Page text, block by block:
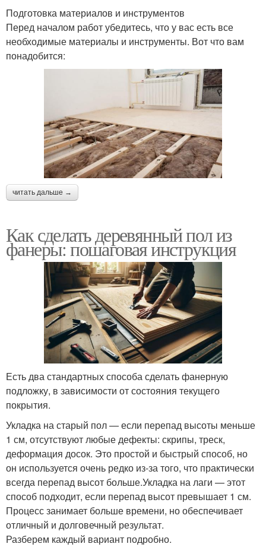
Подготовка материалов и инструментов
Перед началом работ убедитесь, что у вас есть все
необходимые материалы и инструменты. Вот что вам
понадобится:
читать дальше →
Как сделать деревянный пол из
фанеры: пошаговая инструкция
Есть два стандартных способа сделать фанерную
подложку, в зависимости от состояния текущего
покрытия.
Укладка на старый пол — если перепад высоты меньше
1 см, отсутствуют любые дефекты: скрипы, треск,
деформация досок. Это простой и быстрый способ, но
он используется очень редко из-за того, что практически
всегда перепад высот больше.Укладка на лаги — этот
способ подходит, если перепад высот превышает 1 см.
Процесс занимает больше времени, но обеспечивает
отличный и долговечный результат.
Разберем каждый вариант подробно.